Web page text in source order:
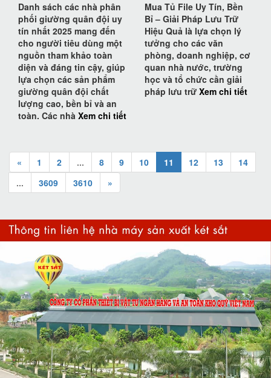
Danh sách các nhà phân
phối giường quân đội uy
tín nhất 2025 mang đến
cho người tiêu dùng một
nguồn tham khảo toàn
diện và đáng tin cậy, giúp
lựa chọn các sản phẩm
giường quân đội chất
lượng cao, bền bỉ và an
toàn. Các nhà Xem chi tiết
Mua Tủ File Uy Tín, Bền
Bỉ – Giải Pháp Lưu Trữ
Hiệu Quả là lựa chọn lý
tưởng cho các văn
phòng, doanh nghiệp, cơ
quan nhà nước, trường
học và tổ chức cần giải
pháp lưu trữ Xem chi tiết
« 1 2 ... 8 9 10 11 12 13
14
...
3609 3610 »